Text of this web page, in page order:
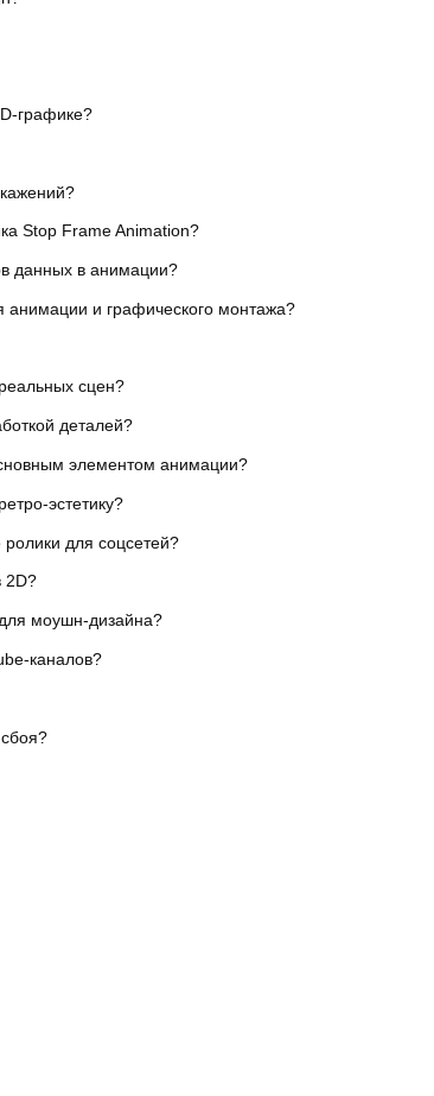
графике?
Stop Frame Animation?
данных в анимации?
анимации и графического монтажа?
сцен?
деталей?
элементом анимации?
эстетику?
для соцсетей?
2D?
моушн-дизайна?
каналов?